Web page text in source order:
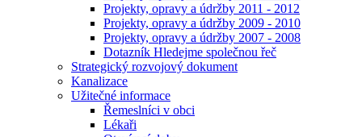
Projekty, opravy a údržby 2011 - 2012
Projekty, opravy a údržby 2009 - 2010
Projekty, opravy a údržby 2007 - 2008
Dotazník Hledejme společnou řeč
Strategický rozvojový dokument
Kanalizace
Užitečné informace
Řemeslníci v obci
Lékaři